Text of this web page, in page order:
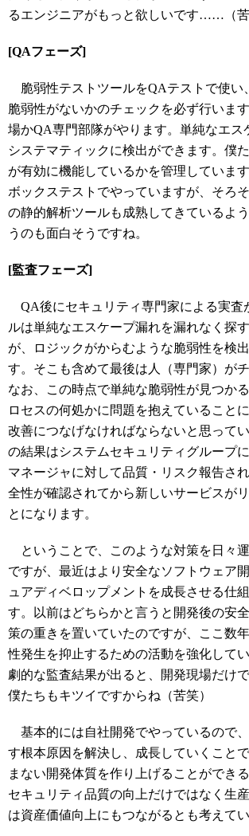
るエンジニアがもっと欲しいです……（苦
[QAフェーズ]
脆弱性テストツールをQAテストで使い
脆弱性がないかのチェックを必ず行いま
場かQA専門部隊がやります。単純なエス
システマティックに検出ができます。僕
が有効に機能しているかを管理していま
ボックステストでやっていますが、そろ
の静的解析ツールも成熟してきているよ
うのも面白そうですね。
[監査フェーズ]
QA後にセキュリティ専門家による実査
ルは単純なエスケープ漏れを漏れなく探
が、ロジックがからむような脆弱性を検
す。そこも含めて最後は人（専門家）がチ
なお、この時点で単純な脆弱性が見つか
ロセスの何処かに問題を抱えていること
改善につなげなければならないと思って
の結果はシステムセキュリティグループ
マネージャに対して品質・リスク報告さ
全性が確認されてから新しいサービスが
とになります。
ということで、このような対策を日々
ですが、最近はより安全なソフトウェア
ュアディベロップメントを成長させる仕
す。以前はどちらかと言うと開発後の安
策の重きを置いていたのですが、ここ数
性発生を抑止するための活動を強化して
劇的な監査結果が出ると、開発現場だけ
僕たちもキツイですからね（苦笑）
基本的には自社開発でやっているので
す根本原因を解決し、成長していくこと
まない開発体質を作り上げることができ
セキュリティ品質の向上だけではなく生
は資産価値向上にもつながるとも考えてい